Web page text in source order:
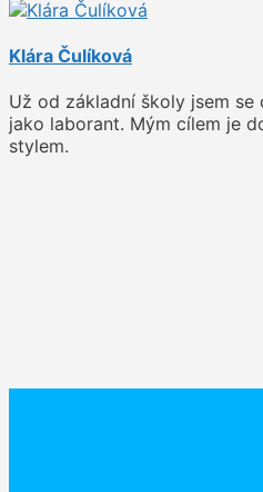
Klára Čulíková
Už od základní školy jsem
jako laborant. Mým cílem je
stylem.